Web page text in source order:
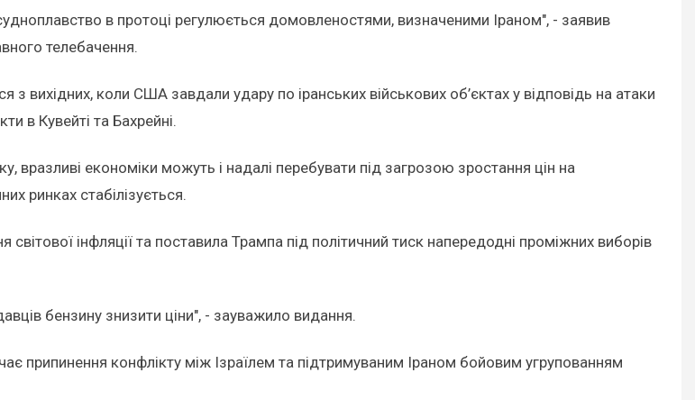
в протоці регулюється домовленостями, визначеними Іраном", - заявив
телебачення.
вихідних, коли США завдали удару по іранських військових об’єктах у відповідь на атаки
в Кувейті та Бахрейні.
вразливі економіки можуть і надалі перебувати під загрозою зростання цін на
ринках стабілізується.
інфляції та поставила Трампа під політичний тиск напередодні проміжних виборів
бензину знизити ціни", - зауважило видання.
конфлікту між Ізраїлем та підтримуваним Іраном бойовим угрупованням